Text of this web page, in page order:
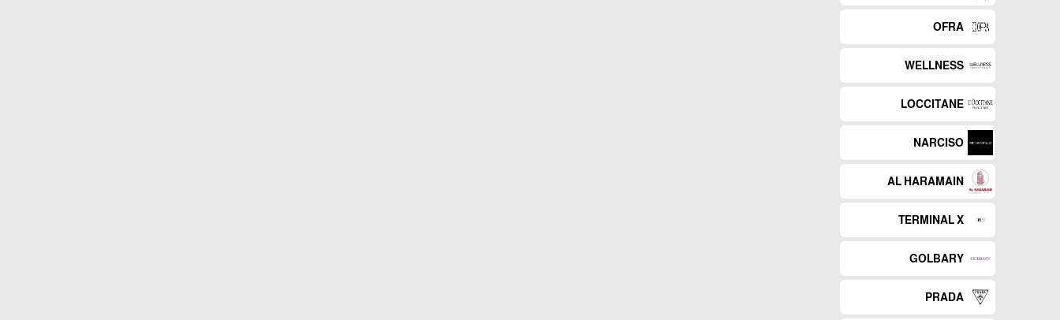
OFRA
WELLNESS
LOCCITANE
NARCISO
AL HARAMAIN
TERMINAL X
GOLBARY
PRADA